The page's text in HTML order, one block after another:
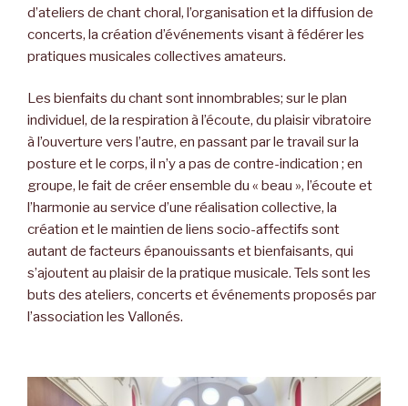
d’ateliers de chant choral, l’organisation et la diffusion de
concerts, la création d’événements visant à fédérer les
pratiques musicales collectives amateurs.
Les bienfaits du chant sont innombrables; sur le plan
individuel, de la respiration à l’écoute, du plaisir vibratoire
à l’ouverture vers l’autre, en passant par le travail sur la
posture et le corps, il n’y a pas de contre-indication ; en
groupe, le fait de créer ensemble du « beau », l’écoute et
l’harmonie au service d’une réalisation collective, la
création et le maintien de liens socio-affectifs sont
autant de facteurs épanouissants et bienfaisants, qui
s’ajoutent au plaisir de la pratique musicale. Tels sont les
buts des ateliers, concerts et événements proposés par
l’association les Vallonés.